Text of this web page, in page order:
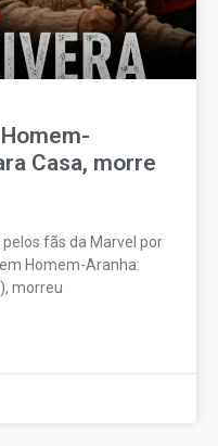
Casa, morre
fãs da Marvel por
Homem-Aranha:
morreu